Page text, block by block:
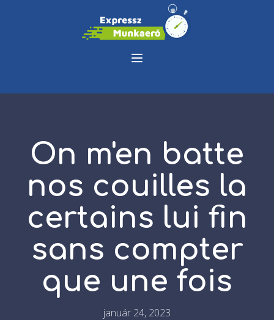
On m'en batte
nos couilles la
certains lui fin
sans compter
que une fois
január 24, 2023